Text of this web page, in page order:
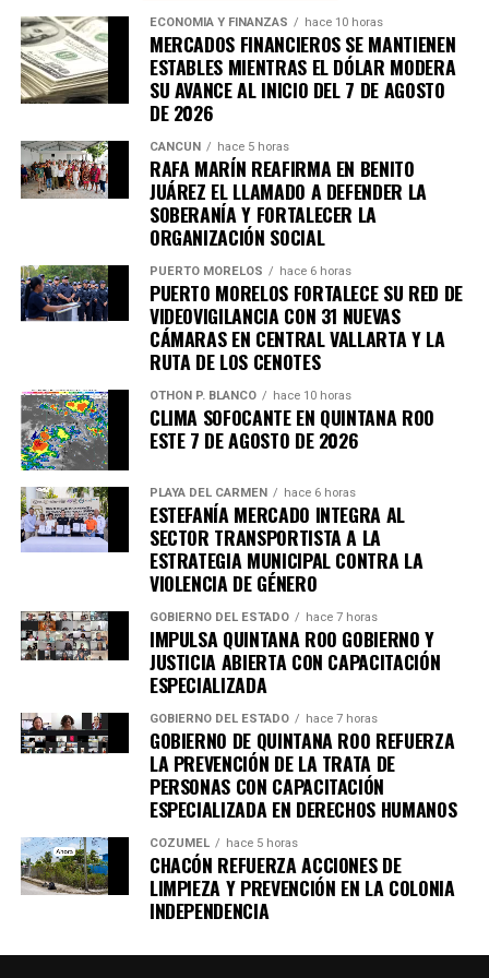
Recibe las noticias al instante
Únete al canal oficial de WhatsApp de
importantes de Quintana Roo directamente
en tu teléfono.
ECONOMÍA Y FINANZAS hace 10 horas
MERCADOS FINANCIEROS SE MANTIENEN
ESTABLES MIENTRAS EL DÓLAR MODERA
SU AVANCE AL INICIO DEL 7 DE AGOSTO
DE 2026
CANCÚN hace 5 horas
RAFA MARÍN REAFIRMA EN BENITO
JUÁREZ EL LLAMADO A DEFENDER LA
SOBERANÍA Y FORTALECER LA
ORGANIZACIÓN SOCIAL
PUERTO MORELOS hace 6 horas
PUERTO MORELOS FORTALECE SU RED DE
VIDEOVIGILANCIA CON 31 NUEVAS
CÁMARAS EN CENTRAL VALLARTA Y LA
RUTA DE LOS CENOTES
OTHON P. BLANCO hace 10 horas
CLIMA SOFOCANTE EN QUINTANA ROO
ESTE 7 DE AGOSTO DE 2026
PLAYA DEL CARMEN hace 6 horas
ESTEFANÍA MERCADO INTEGRA AL
SECTOR TRANSPORTISTA A LA
ESTRATEGIA MUNICIPAL CONTRA LA
VIOLENCIA DE GÉNERO
GOBIERNO DEL ESTADO hace 7 horas
IMPULSA QUINTANA ROO GOBIERNO Y
JUSTICIA ABIERTA CON CAPACITACIÓN
ESPECIALIZADA
GOBIERNO DEL ESTADO hace 7 horas
GOBIERNO DE QUINTANA ROO REFUERZA
LA PREVENCIÓN DE LA TRATA DE
PERSONAS CON CAPACITACIÓN
ESPECIALIZADA EN DERECHOS HUMANOS
COZUMEL hace 5 horas
CHACÓN REFUERZA ACCIONES DE
LIMPIEZA Y PREVENCIÓN EN LA COLONIA
INDEPENDENCIA